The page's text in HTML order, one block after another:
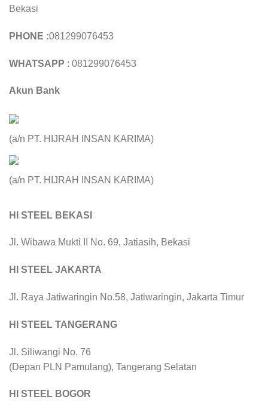
Bekasi
PHONE :081299076453
WHATSAPP : 081299076453
Akun Bank
(a/n PT. HIJRAH INSAN KARIMA)
(a/n PT. HIJRAH INSAN KARIMA)
HI STEEL BEKASI
Jl. Wibawa Mukti II No. 69, Jatiasih, Bekasi
HI STEEL JAKARTA
Jl. Raya Jatiwaringin No.58, Jatiwaringin, Jakarta Timur
HI STEEL TANGERANG
Jl. Siliwangi No. 76
(Depan PLN Pamulang), Tangerang Selatan
HI STEEL BOGOR